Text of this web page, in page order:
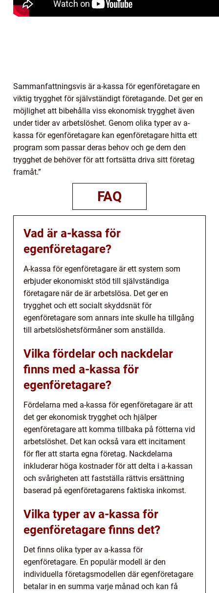
Sammanfattningsvis är a-kassa för egenföretagare en
viktig trygghet för självständigt företagande. Det ger en
möjlighet att bibehålla viss ekonomisk trygghet även
under tider av arbetslöshet. Genom olika typer av a-
kassa för egenföretagare kan egenföretagare hitta ett
program som passar deras behov och ge dem den
trygghet de behöver för att fortsätta driva sitt företag
framåt.”
FAQ
Vad är a-kassa för
egenföretagare?
A-kassa för egenföretagare är ett system som
erbjuder ekonomiskt stöd till självständiga
företagare när de är arbetslösa. Det ger en
trygghet och ett socialt skyddsnät för
egenföretagare som annars inte skulle ha tillgång
till arbetslöshetsförmåner som anställda.
Vilka fördelar och nackdelar
finns med a-kassa för
egenföretagare?
Fördelarna med a-kassa för egenföretagare är att
det ger ekonomisk trygghet och hjälper
egenföretagare att komma tillbaka på fötterna vid
arbetslöshet. Det kan också vara ett incitament
för fler att starta egna företag. Nackdelarna
inkluderar höga kostnader för att delta i a-kassan
och svårigheten att fastställa rättvis ersättning
baserad på egenföretagarens faktiska inkomst.
Vilka typer av a-kassa för
egenföretagare finns det?
Det finns olika typer av a-kassa för
egenföretagare. En populär modell är den
individuella företagsmodellen där egenföretagare
betalar in en summa varje månad och kan få